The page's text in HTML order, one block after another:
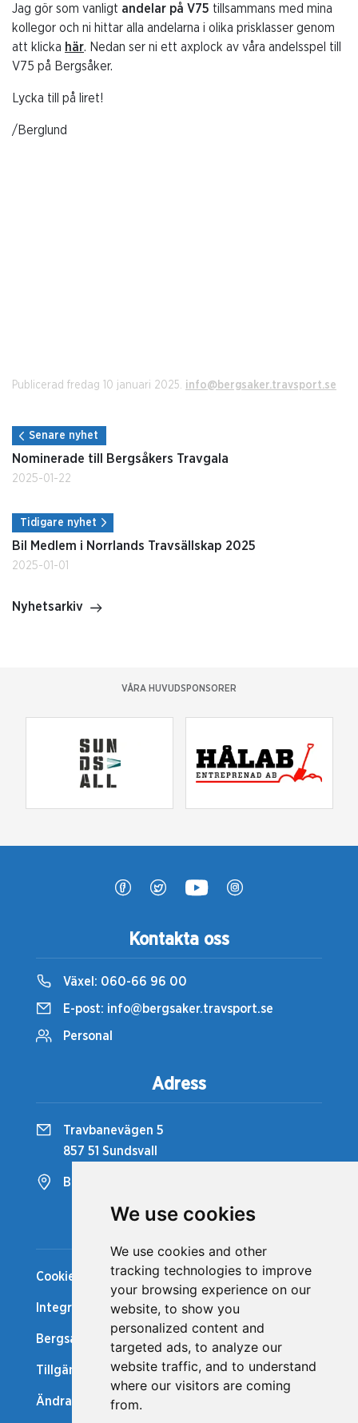
We use cookies
We use cookies and other
tracking technologies to improve
your browsing experience on our
website, to show you
personalized content and
targeted ads, to analyze our
website traffic, and to understand
where our visitors are coming
from.
Jag gör som vanligt andelar på V75 tillsammans med mina
kollegor och ni hittar alla andelarna i olika prisklasser genom
att klicka här. Nedan ser ni ett axplock av våra andelsspel till
V75 på Bergsåker.
Lycka till på liret!
/Berglund
Publicerad fredag 10 januari 2025. info@bergsaker.travsport.se
Senare nyhet
Nominerade till Bergsåkers Travgala
2025-01-22
Tidigare nyhet
Bil Medlem i Norrlands Travsällskap 2025
2025-01-01
Nyhetsarkiv
VÅRA HUVUDSPONSORER
Cookiepolicy
Integritetspolicy
Bergsåker Nytt
Tillgänglighetsredogörelse
Ändra cookie-inställningar
Kontakta oss
Växel: 060-66 96 00
E-post: info@bergsaker.travsport.se
Personal
Adress
Travbanevägen 5
857 51 Sundsvall
Bergsåkers Travbana